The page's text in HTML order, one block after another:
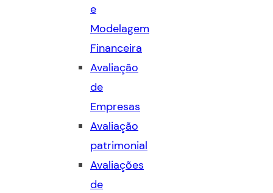
e
Modelagem
Financeira
Avaliação
de
Empresas
Avaliação
patrimonial
Avaliações
de